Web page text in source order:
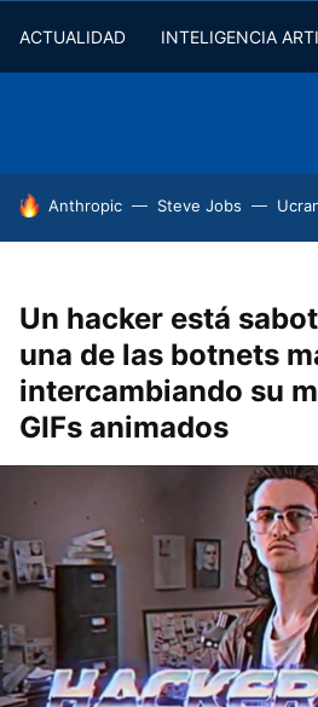
ACTUALIDAD INTELIGENCIA
HOY SE HABLA DE
Anthropic Steve Jobs
Un hacker está
una de las botnets
intercambiando su
GIFs animados